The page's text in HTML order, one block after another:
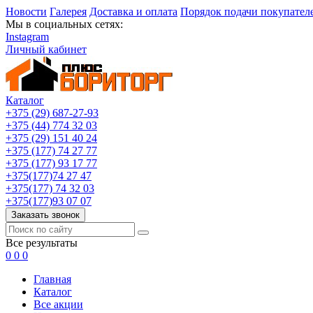
Новости Галерея Доставка и оплата Порядок подачи
Мы в социальных сетях:
Instagram
Личный кабинет
Каталог
+375 (29) 687-27-93
+375 (44) 774 32 03
+375 (29) 151 40 24
+375 (177) 74 27 77
+375 (177) 93 17 77
+375(177)74 27 47
+375(177) 74 32 03
+375(177)93 07 07
Заказать звонок
Все результаты
0 0 0
Главная
Каталог
Все акции